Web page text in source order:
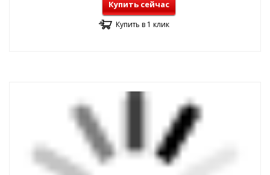
Купить сейчас
Купить в 1 клик